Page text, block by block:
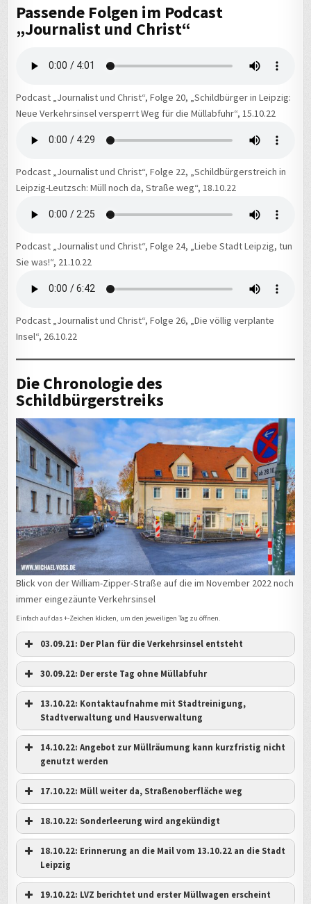
Passende Folgen im Podcast
„Journalist und Christ“
Podcast „Journalist und Christ“, Folge 20, „Schildbürger in Leipzig:
Neue Verkehrsinsel versperrt Weg für die Müllabfuhr“, 15.10.22
Podcast „Journalist und Christ“, Folge 22, „Schildbürgerstreich in
Leipzig-Leutzsch: Müll noch da, Straße weg“, 18.10.22
Podcast „Journalist und Christ“, Folge 24, „Liebe Stadt Leipzig, tun
Sie was!“, 21.10.22
Podcast „Journalist und Christ“, Folge 26, „Die völlig verplante
Insel“, 26.10.22
Die Chronologie des
Schildbürgerstreiks
Blick von der William-Zipper-Straße auf die im November 2022 noch
immer eingezäunte Verkehrsinsel
Einfach auf das +-Zeichen klicken, um den jeweiligen Tag zu öffnen.
03.09.21: Der Plan für die Verkehrsinsel entsteht
30.09.22: Der erste Tag ohne Müllabfuhr
13.10.22: Kontaktaufnahme mit Stadtreinigung,
Stadtverwaltung und Hausverwaltung
14.10.22: Angebot zur Müllräumung kann kurzfristig nicht
genutzt werden
17.10.22: Müll weiter da, Straßenoberfläche weg
18.10.22: Sonderleerung wird angekündigt
18.10.22: Erinnerung an die Mail vom 13.10.22 an die Stadt
Leipzig
19.10.22: LVZ berichtet und erster Müllwagen erscheint